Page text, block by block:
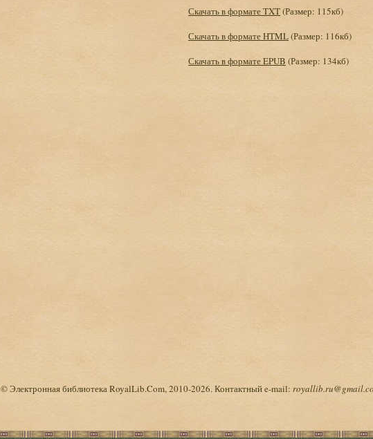
Скачать в формате TXT(Размер: 115кб)
Скачать в формате HTML(Размер: 116кб)
Скачать в формате EPUB (Размер: 134кб)
© Электронная библиотека RoyalLib.Com, 2010-2026. Контактный e-mail: